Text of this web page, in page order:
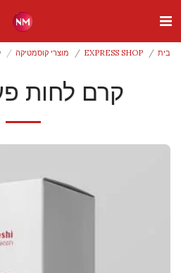
בית EXPRESS SHOP מוצרי קוסמטיקה
קרם לחות